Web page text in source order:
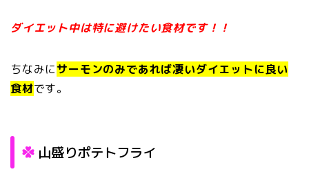
ダイエット中は特に避けたい食材です！！
ちなみにサーモンのみであれば凄いダイエットに良い
食材です。
山盛りポテトフライ